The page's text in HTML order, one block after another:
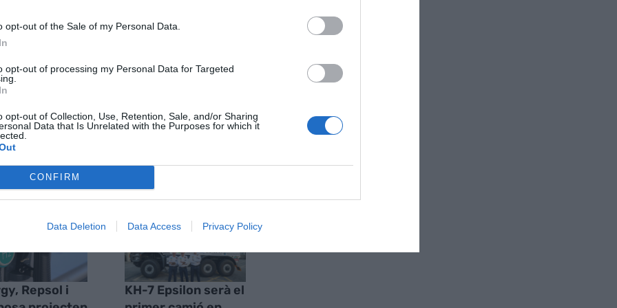
opt-out of the Sale of my Personal Data.
opt-out of processing my Personal Data for Targeted
opt-out of Collection, Use, Retention, Sale, and/or Sharing
Data that Is Unrelated with the Purposes for which it
CONFIRM
Data Deletion Data Access Privacy Policy
preferida de Google de forma
d'actualitat
Repsol i
KH-7 Epsilon serà el